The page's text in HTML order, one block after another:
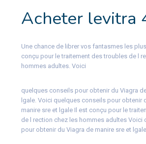
Acheter levitra
Une chance de librer vos fantasmes les
conçu pour le traitement des troubles de l
hommes adultes. Voici
quelques conseils pour obtenir du Viagra
lgale. Voici quelques conseils pour obtenir
manire sre et lgale Il est conçu pour le
de l rection chez les hommes adultes Voici
pour obtenir du Viagra de manire sre et lgale